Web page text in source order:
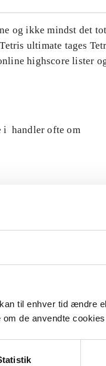
til enhver tid ændre
de anvendte cookies
og ikke mindst det
ultimate tages
highscore lister
i handler ofte om